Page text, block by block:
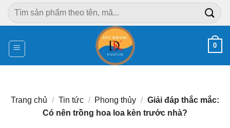
Chuyển
đến
dung
Tìm
kiếm:
0
Trang chủ / Tin tức / Phong thủy / Giải đáp thắc mắc:
Có nên trồng hoa loa kèn trước nhà?